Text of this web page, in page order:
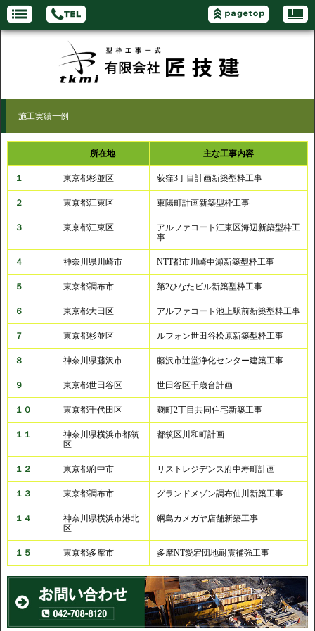
施工実績一例
所在地 主な工事内容
１ 東京都杉並区 荻窪3丁目計画新築型枠工事
２ 東京都江東区 東陽町計画新築型枠工事
３ 東京都江東区
アルファコート江東区海辺新築型枠工
事
４ 神奈川県川崎市 NTT都市川崎中瀬新築型枠工事
５ 東京都調布市 第2ひなたビル新築型枠工事
６ 東京都大田区 アルファコート池上駅前新築型枠工事
７ 東京都杉並区 ルフォン世田谷松原新築型枠工事
８ 神奈川県藤沢市 藤沢市辻堂浄化センター建築工事
９ 東京都世田谷区 世田谷区千歳台計画
１０ 東京都千代田区 麹町2丁目共同住宅新築工事
１１
神奈川県横浜市都筑
区
都筑区川和町計画
１２ 東京都府中市 リストレジデンス府中寿町計画
１３ 東京都調布市 グランドメゾン調布仙川新築工事
１４
神奈川県横浜市港北
区
綱島カメガヤ店舗新築工事
１５ 東京都多摩市 多摩NT愛宕団地耐震補強工事